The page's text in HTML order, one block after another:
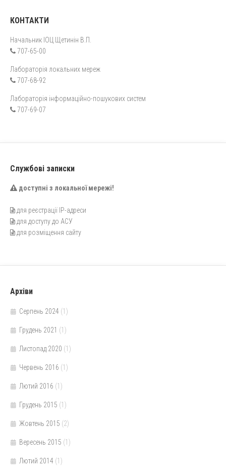
КОНТАКТИ
Начальник ІОЦ Щетинін В.П.
707-65-00
Лабораторія локальних мереж
707-68-92
Лабораторія інформаційно-пошукових систем
707-69-07
Службові записки
доступні з локальної мережі!
для реєстрації IP-адреси
для доступу до АСУ
для розміщення сайту
Архіви
Серпень 2024 (1)
Грудень 2021 (1)
Листопад 2020 (1)
Червень 2016 (1)
Лютий 2016 (1)
Грудень 2015 (1)
Жовтень 2015 (2)
Вересень 2015 (1)
Лютий 2014 (1)